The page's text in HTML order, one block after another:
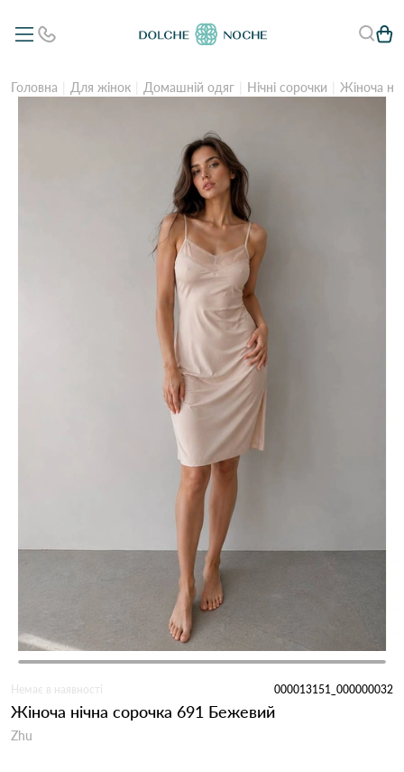
Головна Для жінок Домашній одяг Нічні сорочки Жіноча
Немає в наявності 000013151_000000032
Жіноча нічна сорочка 691 Бежевий
Zhu